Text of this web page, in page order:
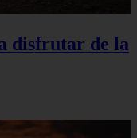
disfrutar de la